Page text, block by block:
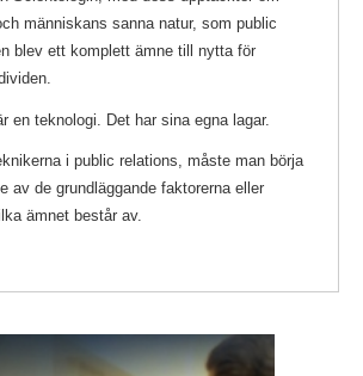
människans sanna natur, som public
blev ett komplett ämne till nytta för
en teknologi. Det har sina egna lagar.
i public relations, måste man börja
av de grundläggande faktorerna eller
ämnet består av.